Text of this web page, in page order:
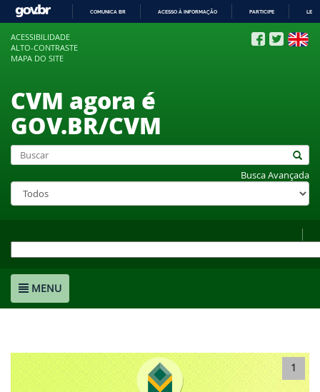
COMUNICA BR ACESSO À INFORMAÇÃO PARTICIPE
ACESSIBILIDADE
ALTO-CONTRASTE
MAPA DO SITE
CVM agora é
GOV.BR/CVM
Busca Avançada
MENU
1